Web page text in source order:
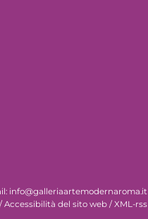
info@galleriaartemodernaroma.it
/ Accessibilità del sito web / XML-rss